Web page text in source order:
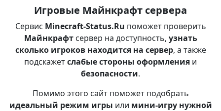
Игровые Майнкрафт сервера
Сервис Minecraft-Status.Ru поможет проверить
Майнкрафтсервер на доступность, узнать
сколько игроков находится на сервер, а также
подскажетслабые стороны оформления и
безопасности.
Помимо этого сайт поможет подобрать
идеальный режим игры или мини-игру нужной